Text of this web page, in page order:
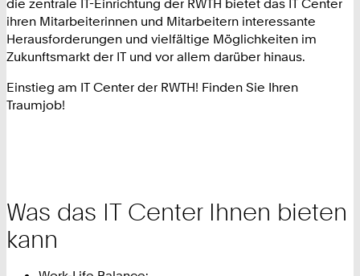
die zentrale IT-Einrichtung der RWTH bietet das IT Center
ihren Mitarbeiterinnen und Mitarbeitern interessante
Herausforderungen und vielfältige Möglichkeiten im
Zukunftsmarkt der IT und vor allem darüber hinaus.
Einstieg am IT Center der RWTH! Finden Sie Ihren
Traumjob!
Was das IT Center Ihnen bieten
kann